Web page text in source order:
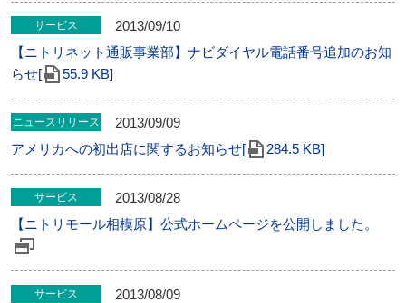
サービス
2013/09/10
【ニトリネット通販事業部】ナビダイヤル電話番号追加のお知
らせ[
55.9 KB]
ニュースリリース
2013/09/09
アメリカへの初出店に関するお知らせ[
284.5 KB]
サービス
2013/08/28
【ニトリモール相模原】公式ホームページを公開しました。
サービス
2013/08/09